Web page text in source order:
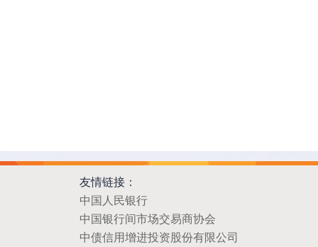
友情链接：
中国人民银行
中国银行间市场交易商协会
中债信用增进投资股份有限公司